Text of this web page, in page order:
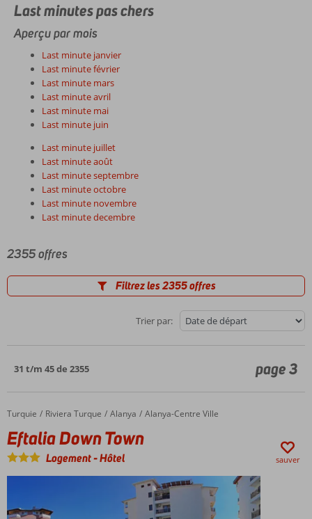
Last minutes pas chers
Aperçu par mois
Last minute janvier
Last minute février
Last minute mars
Last minute avril
Last minute mai
Last minute juin
Last minute juillet
Last minute août
Last minute septembre
Last minute octobre
Last minute novembre
Last minute decembre
2355 offres
Filtrez les 2355 offres
Trier par:
31 t/m 45 de 2355 page 3
Accueil
Turquie Riviera Turque Alanya Alanya-Centre Ville
Eftalia Down Town
Eftalia Down Town
Logement-Hôtel sauver